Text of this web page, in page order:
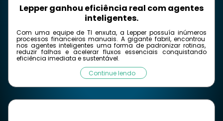
Lepper ganhou eficiência real com agentes
inteligentes.
Com uma equipe de TI enxuta, aLepper possuía inúmeros
processos financeirosmanuais. Agigante fabril, encontrou
nos agentes inteligentes uma forma de padronizar rotinas,
reduzir falhas e acelerar fluxos essenciais conquistando
eficiência imediata e sustentável.
Continue lendo